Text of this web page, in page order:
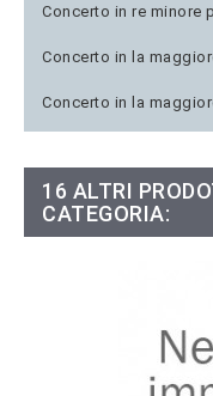
Concerto in re minore
Concerto in la
Concerto in la
16 ALTRI
CATEGORIA: